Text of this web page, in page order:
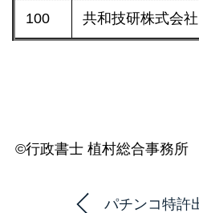
100 共和技研株式会社
©行政書士 植村総合事務
パチンコ特許